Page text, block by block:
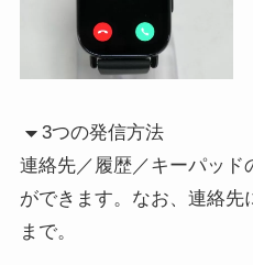
3つの発信方法
連絡先／履歴／キーパッド
ができます。なお、連絡先
まで。